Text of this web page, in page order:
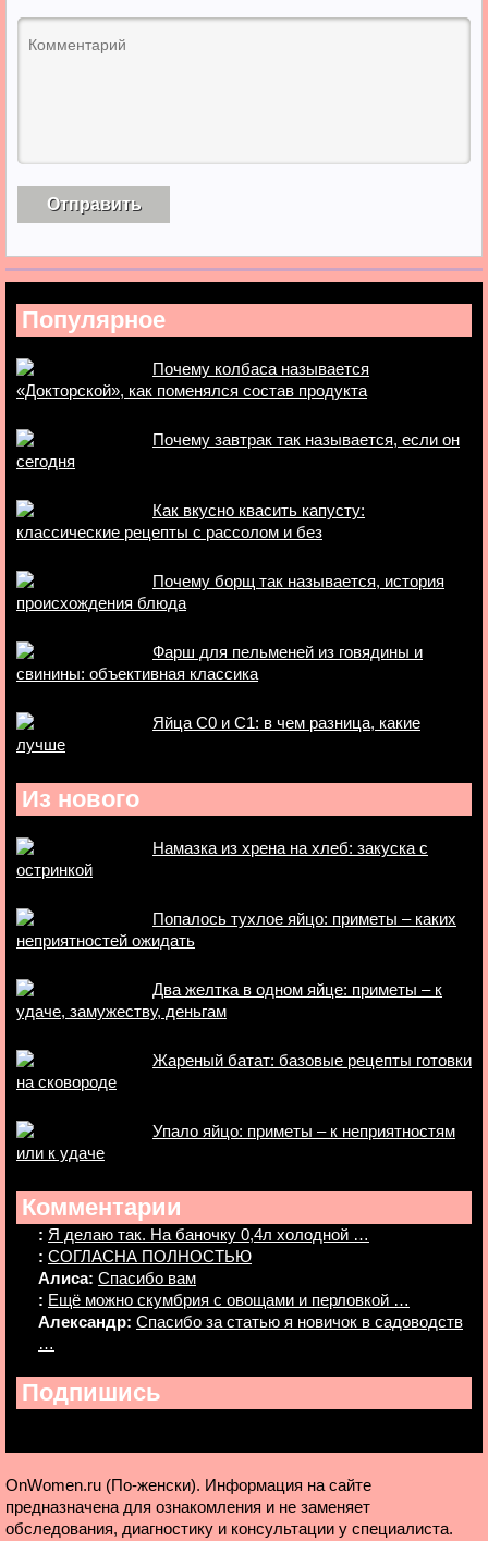
Популярное
Почему колбаса называется
«Докторской», как поменялся состав продукта
Почему завтрак так называется, если он
сегодня
Как вкусно квасить капусту:
классические рецепты с рассолом и без
Почему борщ так называется, история
происхождения блюда
Фарш для пельменей из говядины и
свинины: объективная классика
Яйца С0 и С1: в чем разница, какие
лучше
Из нового
Намазка из хрена на хлеб: закуска с
остринкой
Попалось тухлое яйцо: приметы – каких
неприятностей ожидать
Два желтка в одном яйце: приметы – к
удаче, замужеству, деньгам
Жареный батат: базовые рецепты готовки
на сковороде
Упало яйцо: приметы – к неприятностям
или к удаче
Комментарии
: Я делаю так. На баночку 0,4л холодной …
: СОГЛАСНА ПОЛНОСТЬЮ
Алиса: Спасибо вам
: Ещё можно скумбрия с овощами и перловкой …
Александр: Спасибо за статью я новичок в садоводств
…
Подпишись
OnWomen.ru (По-женски). Информация на сайте
предназначена для ознакомления и не заменяет
обследования, диагностику и консультации у специалиста.